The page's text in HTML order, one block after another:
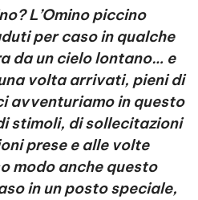
L’Omino piccino
per caso in qualche
da un cielo lontano… e
volta arrivati, pieni di
avventuriamo in questo
stimoli, di sollecitazioni
prese e alle volte
modo anche questo
in un posto speciale,